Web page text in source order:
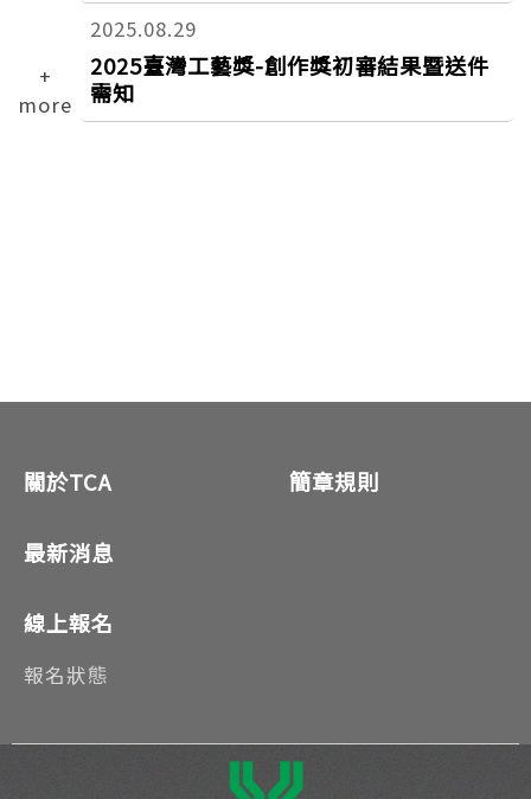
2025.08.29
2025臺灣工藝獎-創作獎初審結果暨送件
需知
+
more
關於TCA 簡章規則
最新消息
線上報名
報名狀態